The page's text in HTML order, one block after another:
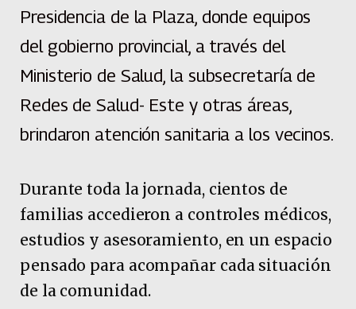
Presidencia de la Plaza, donde equipos
del gobierno provincial, a través del
Ministerio de Salud, la subsecretaría de
Redes de Salud- Este y otras áreas,
brindaron atención sanitaria a los vecinos.
Durante toda la jornada, cientos de
familias accedieron a controles médicos,
estudios y asesoramiento, en un espacio
pensado para acompañar cada situación
de la comunidad.